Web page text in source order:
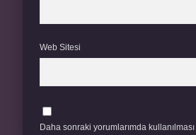
Web Sitesi
Daha sonraki yorumlarımda